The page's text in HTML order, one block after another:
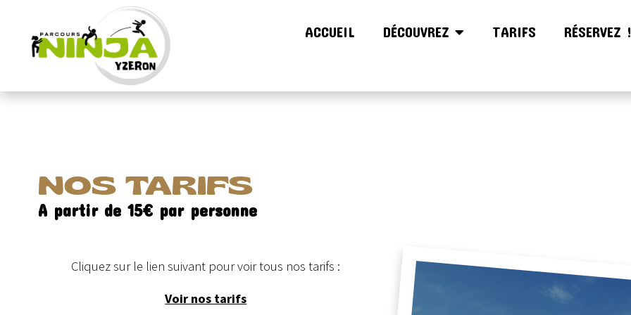
ACCUEIL DÉCOUVREZ TARIFS RÉSERVEZ !
NOS TARIFS
A partir de 15€ par personne
Cliquez sur le lien suivant pour voir tous nos tarifs :
Voir nos tarifs